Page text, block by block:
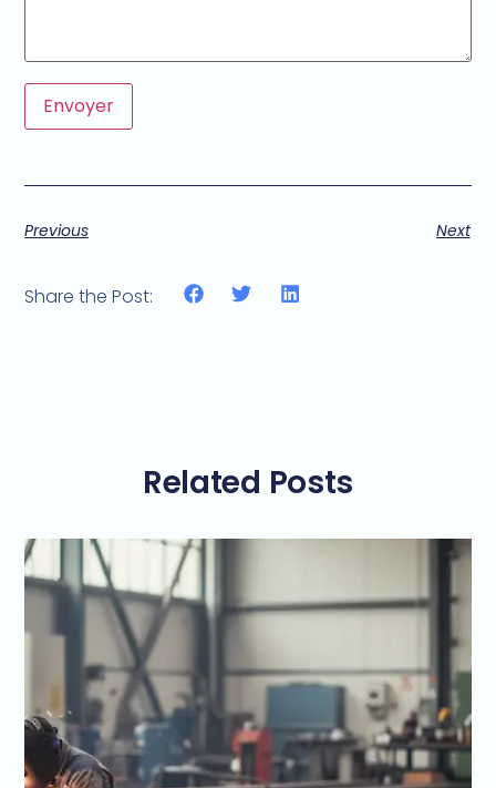
Envoyer
Previous Next
Share the Post:
Related Posts